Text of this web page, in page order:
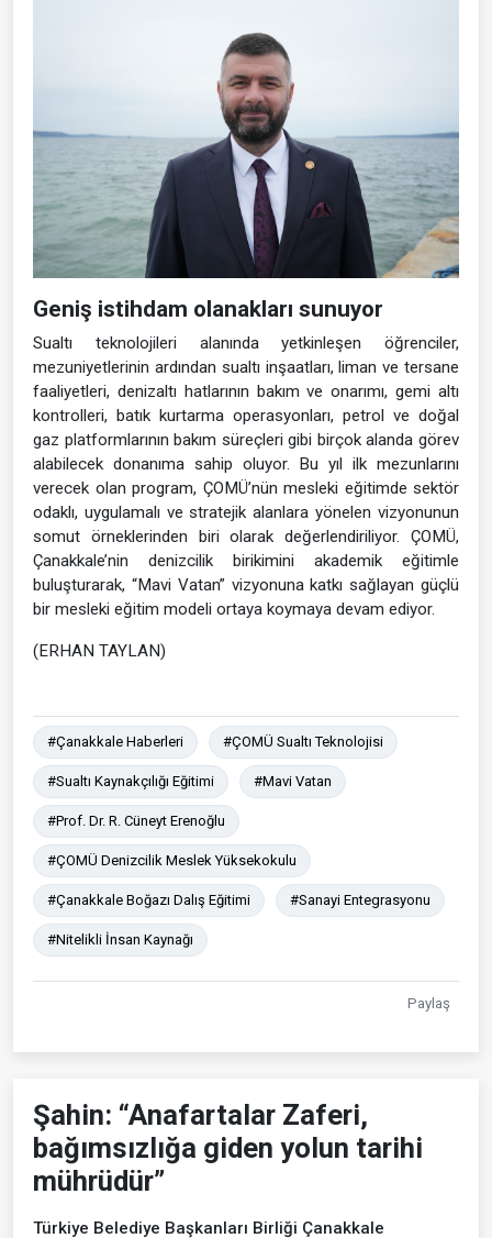
Geniş istihdam olanakları sunuyor
Sualtı teknolojileri alanında yetkinleşen öğrenciler,
mezuniyetlerinin ardından sualtı inşaatları, liman ve tersane
faaliyetleri, denizaltı hatlarının bakım ve onarımı, gemi altı
kontrolleri, batık kurtarma operasyonları, petrol ve doğal
gaz platformlarının bakım süreçleri gibi birçok alanda görev
alabilecek donanıma sahip oluyor. Bu yıl ilk mezunlarını
verecek olan program, ÇOMÜ’nün mesleki eğitimde sektör
odaklı, uygulamalı ve stratejik alanlara yönelen vizyonunun
somut örneklerinden biri olarak değerlendiriliyor. ÇOMÜ,
Çanakkale’nin denizcilik birikimini akademik eğitimle
buluşturarak, “Mavi Vatan” vizyonuna katkı sağlayan güçlü
bir mesleki eğitim modeli ortaya koymaya devam ediyor.
(ERHAN TAYLAN)
#Çanakkale Haberleri #ÇOMÜ Sualtı Teknolojisi
#Sualtı Kaynakçılığı Eğitimi #Mavi Vatan
#Prof. Dr. R. Cüneyt Erenoğlu
#ÇOMÜ Denizcilik Meslek Yüksekokulu
#Çanakkale Boğazı Dalış Eğitimi #Sanayi Entegrasyonu
#Nitelikli İnsan Kaynağı
Paylaş
Şahin: “Anafartalar Zaferi,
bağımsızlığa giden yolun tarihi
mührüdür”
Türkiye Belediye Başkanları Birliği Çanakkale